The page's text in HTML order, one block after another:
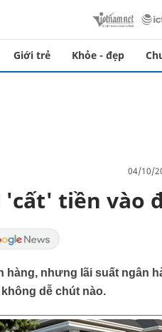
Giới trẻ Khỏe - đẹp
04/10/
tiền vào
hàng, nhưng lãi suất ngân
dễ chút nào.